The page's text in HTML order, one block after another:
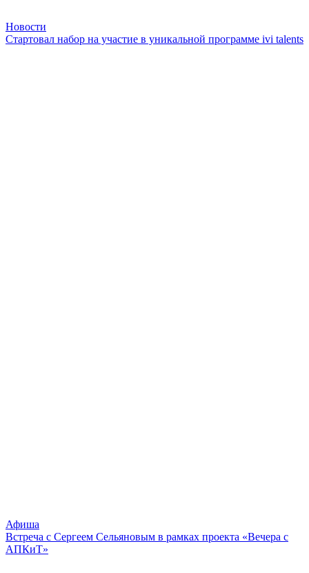
Новости
Стартовал набор на участие в уникальной программе ivi talents
Афиша
Встреча с Сергеем Сельяновым в рамках проекта «Вечера с
АПКиТ»